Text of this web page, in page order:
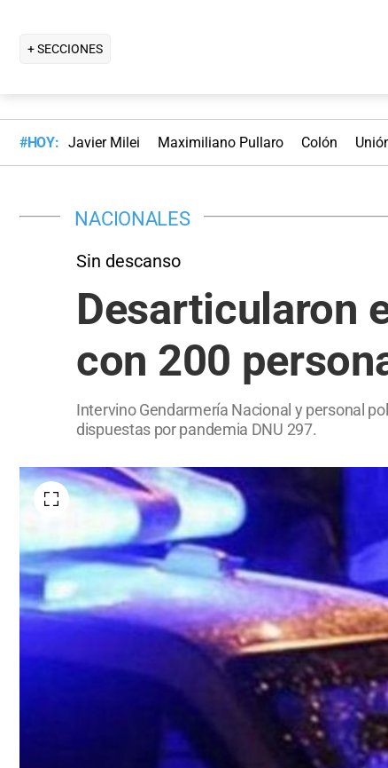
+ SECCIONES
#HOY: Javier Milei Maximiliano Pullaro Colón
NACIONALES
Sin descanso
Desarticularon
con 200
Intervino Gendarmería Nacional y personal
dispuestas por pandemia DNU 297.